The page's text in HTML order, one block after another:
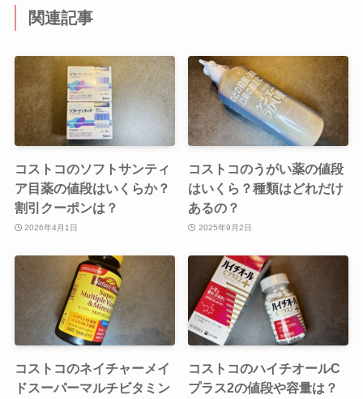
関連記事
コストコのソフトサンティ
ア目薬の値段はいくらか？
割引クーポンは？
2026年4月1日
コストコのうがい薬の値段
はいくら？種類はどれだけ
あるの？
2025年9月2日
コストコのネイチャーメイ
ドスーパーマルチビタミン
コストコのハイチオールC
プラス2の値段や容量は？